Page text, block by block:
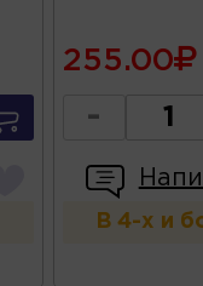
255.00
-
В 4-х и